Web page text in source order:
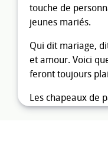
touche de
jeunes mariés.
Qui dit mariage,
et amour. Voici
feront toujours
Les chapeaux de
couleurs de votre
originaux qui